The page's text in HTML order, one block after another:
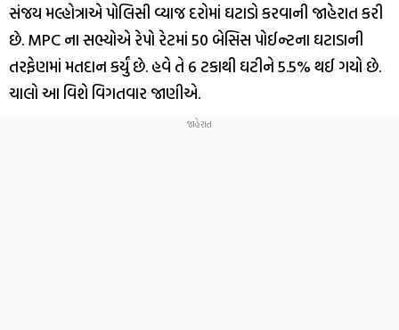
સંજય મલ્હોત્રાએ પોલિસી વ્યાજ દરોમાં ઘટાડો કરવાની જાહેરાત કરી
છે. MPC ના સભ્યોએ રેપો રેટમાં 50 બેસિસ પોઈન્ટના ઘટાડાની
તરફેણમાં મતદાન કર્યું છે. હવે તે 6 ટકાથી ઘટીને 5.5% થઈ ગયો છે.
ચાલો આ વિશે વિગતવાર જાણીએ.